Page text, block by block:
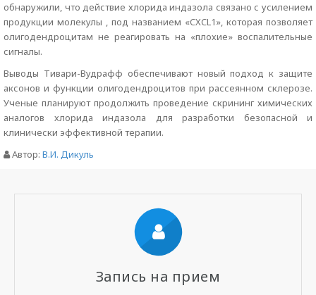
обнаружили, что действие хлорида индазола связано с усилением
продукции молекулы , под названием «CXCL1», которая позволяет
олигодендроцитам не реагировать на «плохие» воспалительные
сигналы.
Выводы Тивари-Вудрафф обеспечивают новый подход к защите
аксонов и функции олигодендроцитов при рассеянном склерозе.
Ученые планируют продолжить проведение скрининг химических
аналогов хлорида индазола для разработки безопасной и
клинически эффективной терапии.
Автор: В.И. Дикуль
Запись на прием